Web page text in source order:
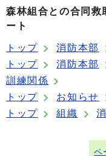
森林組合との合同
ート
トップ
消防本部
トップ
消防本部
訓練関係
トップ
お知らせ
トップ
組織
ペ